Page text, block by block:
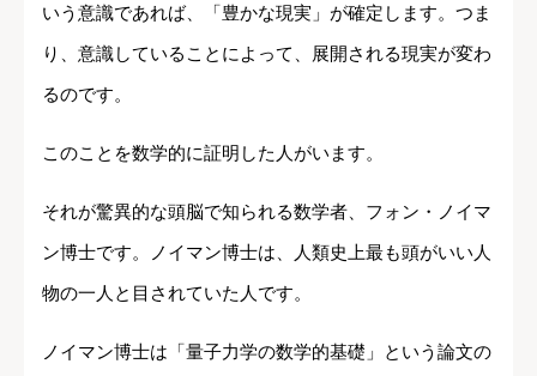
いう意識であれば、「豊かな現実」が確定します。つま
り、意識していることによって、展開される現実が変わ
るのです。
このことを数学的に証明した人がいます。
それが驚異的な頭脳で知られる数学者、フォン・ノイマ
ン博士です。ノイマン博士は、人類史上最も頭がいい人
物の一人と目されていた人です。
ノイマン博士は「量子力学の数学的基礎」という論文の